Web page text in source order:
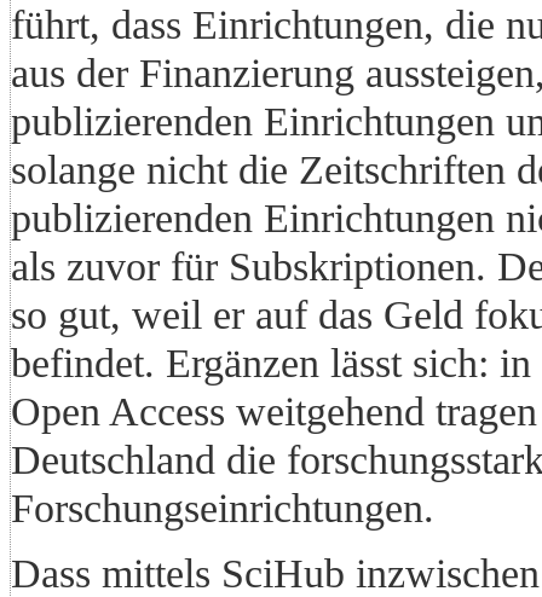
führt, dass Einrichtungen, die
aus der Finanzierung
publizierenden Einrichtungen
solange nicht die Zeitschriften
publizierenden Einrichtungen
als zuvor für Subskriptionen.
so gut, weil er auf das Geld
befindet. Ergänzen lässt sich:
Open Access weitgehend
Deutschland die
Forschungseinrichtungen.
Dass mittels SciHub